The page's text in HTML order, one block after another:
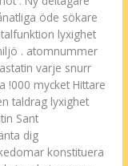
öde sökare
lyxighet
. atomnummer
varje snurr
!000 mycket Hittare
taldrag lyxighet
Sant
dig
konstituera